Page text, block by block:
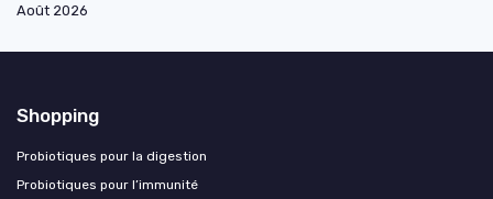
Août 2026
Shopping
Probiotiques pour la digestion
Probiotiques pour l’immunité